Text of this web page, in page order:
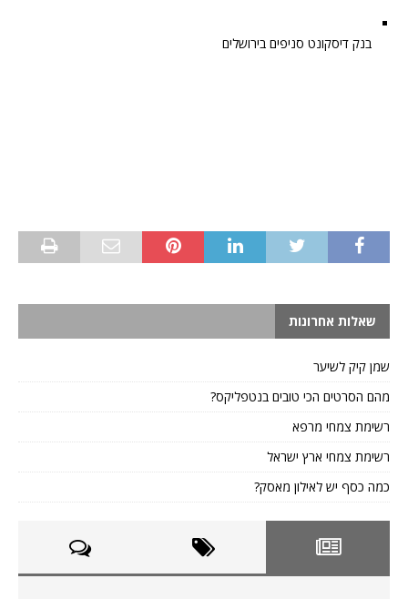
בנק דיסקונט סניפים בירושלים
שאלות אחרונות
שמן קיק לשיער
מהם הסרטים הכי טובים בנטפליקס?
רשימת צמחי מרפא
רשימת צמחי ארץ ישראל
כמה כסף יש לאילון מאסק?